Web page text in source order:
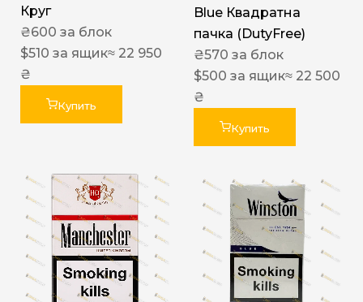
Круг
₴600 за блок
$510 за ящик≈ 22 950
₴
Купить
Blue Квадратна
пачка (DutyFree)
₴570 за блок
$500 за ящик≈ 22 500
₴
Купить